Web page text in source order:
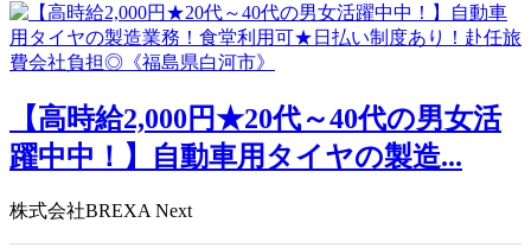
【高時給2,000円★20代～40代の男女活
躍中中！】自動車用タイヤの製造...
株式会社BREXA Next